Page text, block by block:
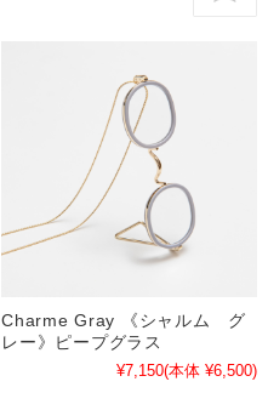
Charme Gray 《シャルム グ
レー》ピープグラス
¥7,150(本体 ¥6,500)